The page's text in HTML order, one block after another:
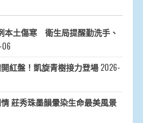
本土傷寒 衛生局提醒勤洗手、
紅盤！凱旋青樹接力登場 2026-
莊秀珠墨韻暈染生命最美風景